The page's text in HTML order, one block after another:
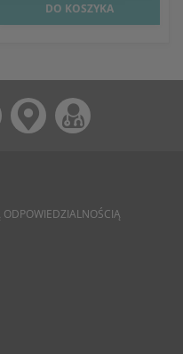
DO KOSZYKA